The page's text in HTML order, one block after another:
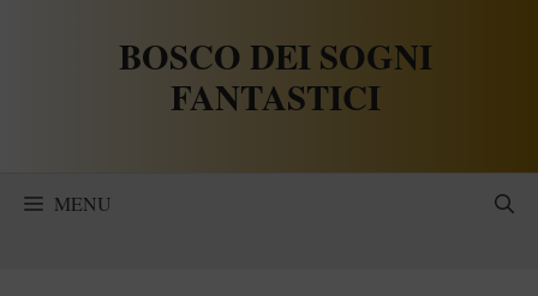
BOSCO DEI SOGNI
FANTASTICI
MENU